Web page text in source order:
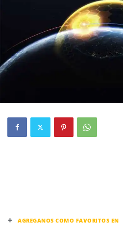
+ AGREGANOS COMO FAVORITOS EN